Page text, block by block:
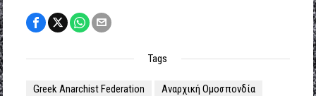
Tags
Greek Anarchist Federation
Αναρχική Ομοσπονδία